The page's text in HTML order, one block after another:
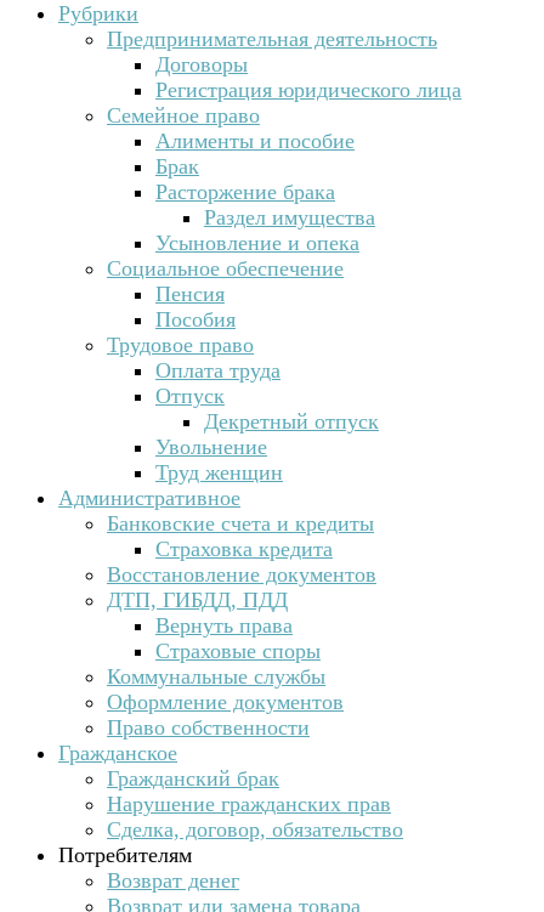
Рубрики
Предпринимательная деятельность
Договоры
Регистрация юридического лица
Семейное право
Алименты и пособие
Брак
Расторжение брака
Раздел имущества
Усыновление и опека
Социальное обеспечение
Пенсия
Пособия
Трудовое право
Оплата труда
Отпуск
Декретный отпуск
Увольнение
Труд женщин
Административное
Банковские счета и кредиты
Страховка кредита
Восстановление документов
ДТП, ГИБДД, ПДД
Вернуть права
Страховые споры
Коммунальные службы
Оформление документов
Право собственности
Гражданское
Гражданский брак
Нарушение гражданских прав
Сделка, договор, обязательство
Потребителям
Возврат денег
Возврат или замена товара